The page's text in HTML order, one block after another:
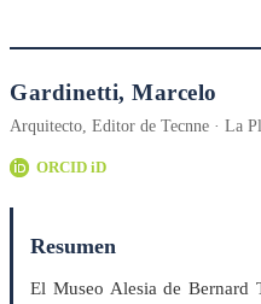
Gardinetti, Marcelo
Arquitecto, Editor de Tecnne · La
ORCID iD
Resumen
El Museo Alesia de Bernard